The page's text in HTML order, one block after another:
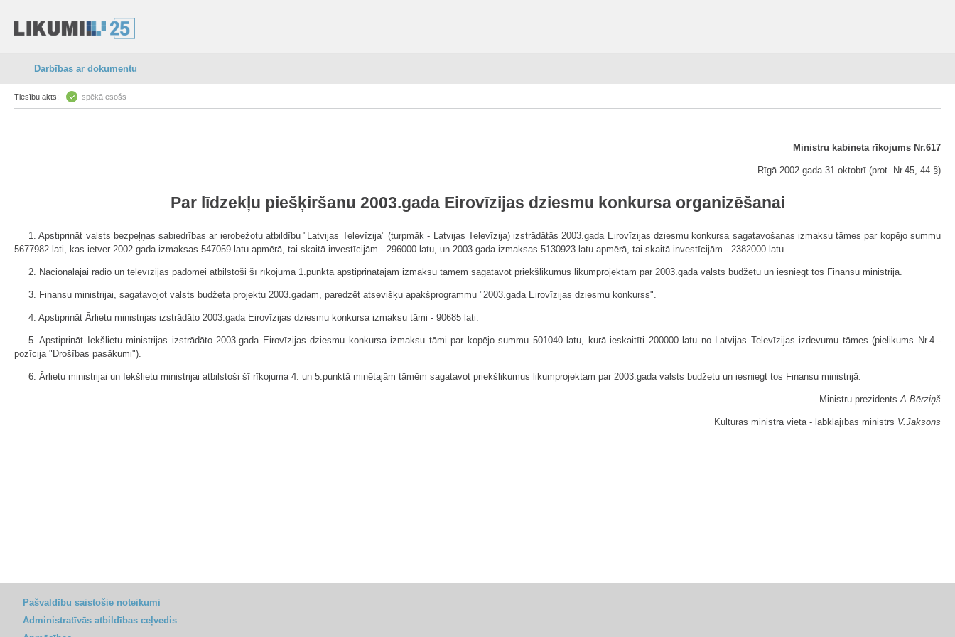
Darbības ar dokumentu
Tiesību akts: spēkā esošs
Ministru kabineta rīkojums Nr.617
Rīgā 2002.gada 31.oktobrī (prot. Nr.45, 44.§)
Par līdzekļu piešķiršanu 2003.gada Eirovīzijas dziesmu konkursa organizēšanai
1. Apstiprināt valsts bezpeļņas sabiedrības ar ierobežotu atbildību "Latvijas Televīzija" (turpmāk - Latvijas Televīzija) izstrādātās 2003.gada Eirovīzijas dziesmu konkursa sagatavošanas izmaksu tāmes par kopējo summu
5677982 lati, kas ietver 2002.gada izmaksas 547059 latu apmērā, tai skaitā investīcijām - 296000 latu, un 2003.gada izmaksas 5130923 latu apmērā, tai skaitā investīcijām - 2382000 latu.
2. Nacionālajai radio un televīzijas padomei atbilstoši šī rīkojuma 1.punktā apstiprinātajām izmaksu tāmēm sagatavot priekšlikumus likumprojektam par 2003.gada valsts budžetu un iesniegt tos Finansu ministrijā.
3. Finansu ministrijai, sagatavojot valsts budžeta projektu 2003.gadam, paredzēt atsevišķu apakšprogrammu "2003.gada Eirovīzijas dziesmu konkurss".
4. Apstiprināt Ārlietu ministrijas izstrādāto 2003.gada Eirovīzijas dziesmu konkursa izmaksu tāmi - 90685 lati.
5. Apstiprināt Iekšlietu ministrijas izstrādāto 2003.gada Eirovīzijas dziesmu konkursa izmaksu tāmi par kopējo summu 501040 latu, kurā ieskaitīti 200000 latu no Latvijas Televīzijas izdevumu tāmes (pielikums Nr.4 -
pozīcija "Drošības pasākumi").
6. Ārlietu ministrijai un Iekšlietu ministrijai atbilstoši šī rīkojuma 4. un 5.punktā minētajām tāmēm sagatavot priekšlikumus likumprojektam par 2003.gada valsts budžetu un iesniegt tos Finansu ministrijā.
Ministru prezidentsA.Bērziņš
Kultūras ministra vietā - labklājības ministrs V.Jaksons
Pašvaldību saistošie noteikumi
Administratīvās atbildības ceļvedis